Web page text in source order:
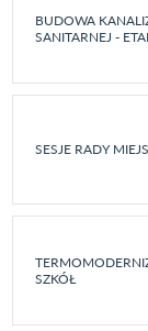
BUDOWA
SANITARNEJ -
SESJE RADY
SZKÓŁ